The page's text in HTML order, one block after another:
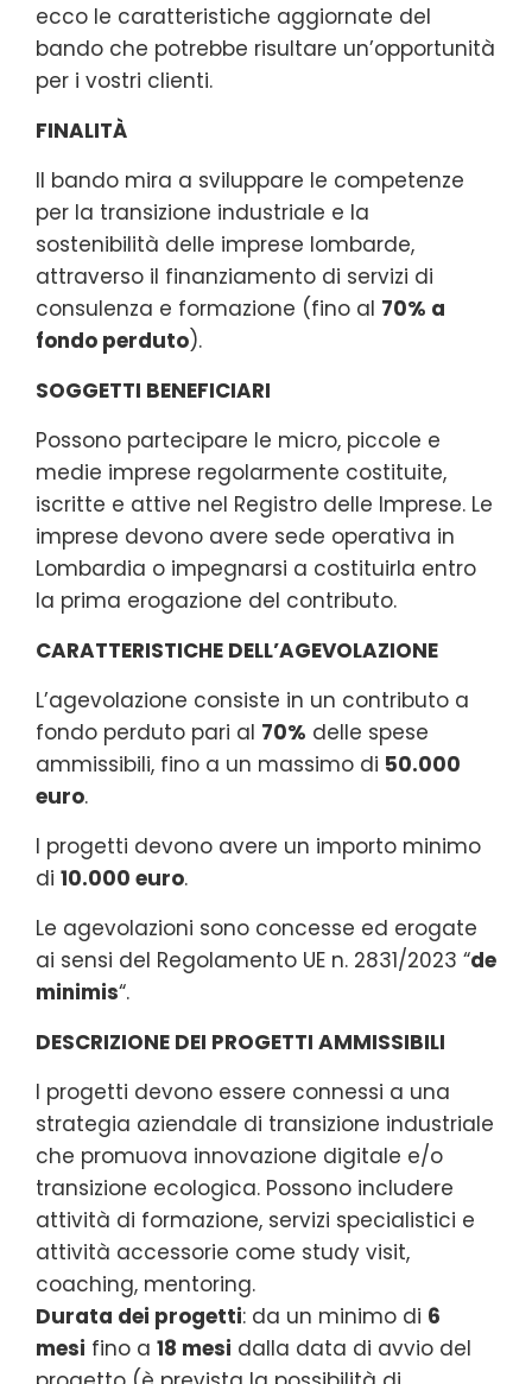
ecco le caratteristiche aggiornate del
bando che potrebbe risultare un’opportunità
per i vostri clienti.
FINALITÀ
Il bando mira a sviluppare le competenze
per la transizione industriale e la
sostenibilità delle imprese lombarde,
attraverso il finanziamento di servizi di
consulenza e formazione (fino al 70% a
fondo perduto).
SOGGETTI BENEFICIARI
Possono partecipare le micro, piccole e
medie imprese regolarmente costituite,
iscritte e attive nel Registro delle Imprese. Le
imprese devono avere sede operativa in
Lombardia o impegnarsi a costituirla entro
la prima erogazione del contributo.
CARATTERISTICHE DELL’AGEVOLAZIONE
L’agevolazione consiste in un contributo a
fondo perduto pari al 70% delle spese
ammissibili, fino a un massimo di 50.000
euro.
I progetti devono avere un importo minimo
di 10.000 euro.
Le agevolazioni sono concesse ed erogate
ai sensi del Regolamento UE n. 2831/2023 “de
minimis“.
DESCRIZIONE DEI PROGETTI AMMISSIBILI
I progetti devono essere connessi a una
strategia aziendale di transizione industriale
che promuova innovazione digitale e/o
transizione ecologica. Possono includere
attività di formazione, servizi specialistici e
attività accessorie come study visit,
coaching, mentoring.
Durata dei progetti: da un minimo di 6
mesi fino a 18 mesi dalla data di avvio del